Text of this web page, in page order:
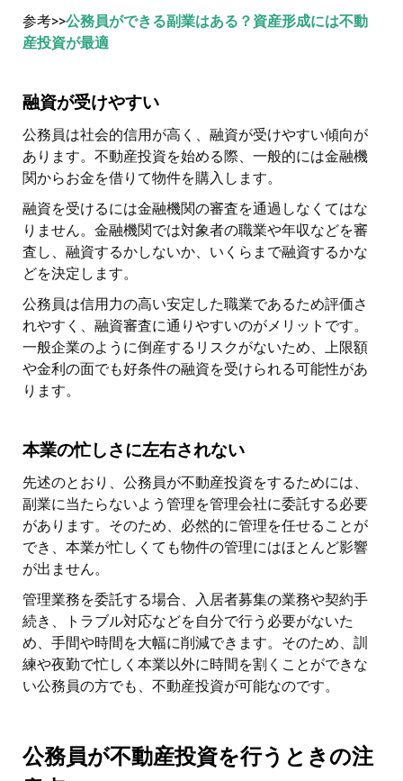
参考>>公務員ができる副業はある？資産形成には不動
産投資が最適
融資が受けやすい
公務員は社会的信用が高く、融資が受けやすい傾向が
あります。不動産投資を始める際、一般的には金融機
関からお金を借りて物件を購入します。
融資を受けるには金融機関の審査を通過しなくてはな
りません。金融機関では対象者の職業や年収などを審
査し、融資するかしないか、いくらまで融資するかな
どを決定します。
公務員は信用力の高い安定した職業であるため評価さ
れやすく、融資審査に通りやすいのがメリットです。
一般企業のように倒産するリスクがないため、上限額
や金利の面でも好条件の融資を受けられる可能性があ
ります。
本業の忙しさに左右されない
先述のとおり、公務員が不動産投資をするためには、
副業に当たらないよう管理を管理会社に委託する必要
があります。そのため、必然的に管理を任せることが
でき、本業が忙しくても物件の管理にはほとんど影響
が出ません。
管理業務を委託する場合、入居者募集の業務や契約手
続き、トラブル対応などを自分で行う必要がないた
め、手間や時間を大幅に削減できます。そのため、訓
練や夜勤で忙しく本業以外に時間を割くことができな
い公務員の方でも、不動産投資が可能なのです。
公務員が不動産投資を行うときの注